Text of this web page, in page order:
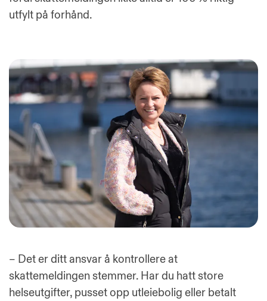
utfylt på forhånd.
– Det er ditt ansvar å kontrollere at
skattemeldingen stemmer. Har du hatt store
helseutgifter, pusset opp utleiebolig eller betalt